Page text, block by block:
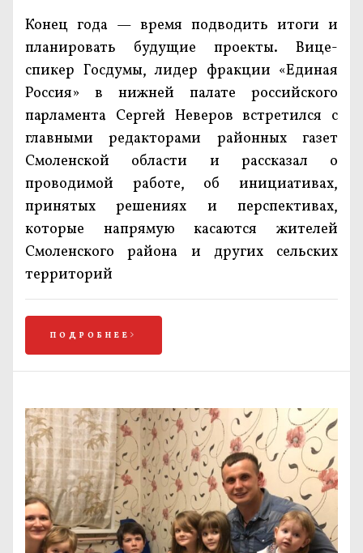
Конец года — время подводить итоги и
планировать будущие проекты. Вице-
спикер Госдумы, лидер фракции «Единая
Россия» в нижней палате российского
парламента Сергей Неверов встретился с
главными редакторами районных газет
Смоленской области и рассказал о
проводимой работе, об инициативах,
принятых решениях и перспективах,
которые напрямую касаются жителей
Смоленского района и других сельских
территорий
ПОДРОБНЕЕ